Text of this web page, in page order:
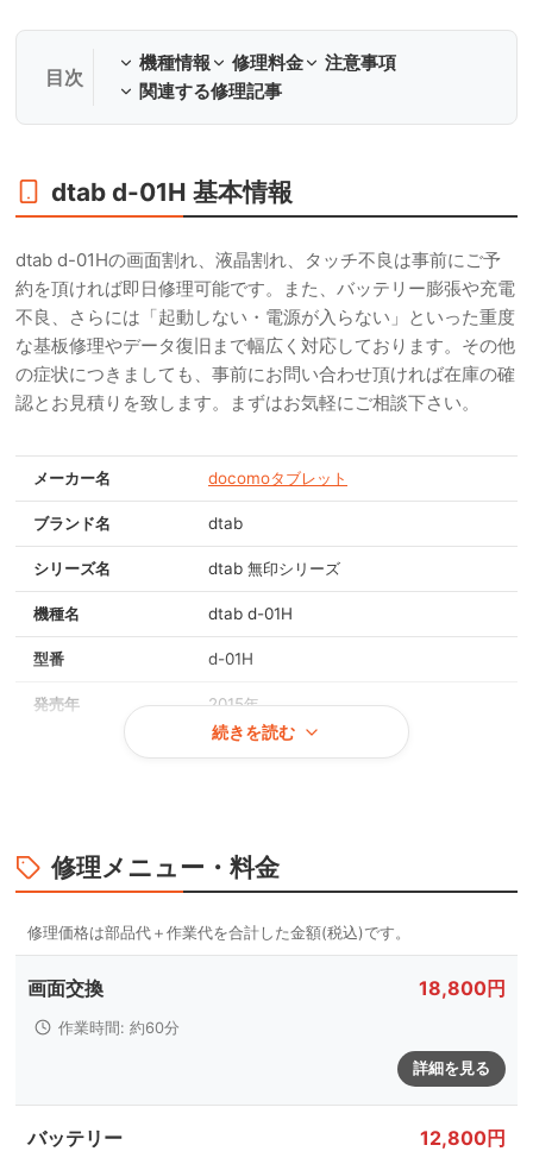
機種情報 修理料金
注意事項
関連する修理記事
dtab d-01H 基本情報
dtab d-01Hの画面割れ、液晶割れ、タッチ不良は事前にご予
約を頂ければ即日修理可能です。また、バッテリー膨張や充電
不良、さらには「起動しない・電源が入らない」といった重度
な基板修理やデータ復旧まで幅広く対応しております。その他
の症状につきましても、事前にお問い合わせ頂ければ在庫の確
認とお見積りを致します。まずはお気軽にご相談下さい。
メーカー名 docomoタブレット
ブランド名 dtab
シリーズ名 dtab 無印シリーズ
機種名 dtab d-01H
型番 d-01H
発売年 2015年
対応メモリ 2GB
本体カラー シルバー
続きを読む
修理メニュー・料金
画面交換 18,800円
作業時間: 約60分
詳細を見る
バッテリー 12,800円